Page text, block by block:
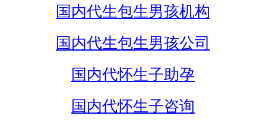
国内代生包生男孩机构
国内代生包生男孩公司
国内代怀生子助孕
国内代怀生子咨询